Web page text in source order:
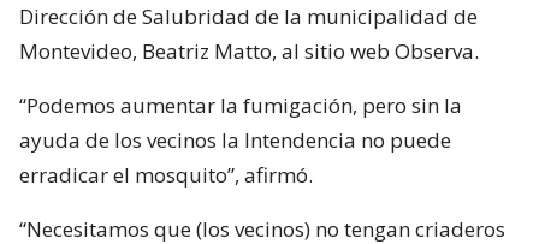
Dirección de Salubridad de la municipalidad de
Montevideo, Beatriz Matto, al sitio web Observa.
“Podemos aumentar la fumigación, pero sin la
ayuda de los vecinos la Intendencia no puede
erradicar el mosquito”, afirmó.
“Necesitamos que (los vecinos) no tengan criaderos